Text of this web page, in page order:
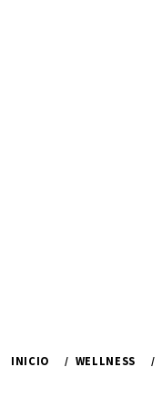
INICIO WELLNESS